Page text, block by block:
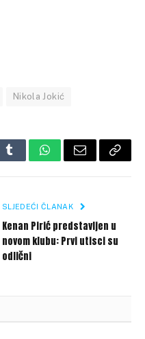
Nikola Jokić
TumblrWhatsApp
Email Copy
SLJEDEĆI ČLANAK
Kenan Pirić predstavljen u
novom klubu: Prvi utisci su
odlični